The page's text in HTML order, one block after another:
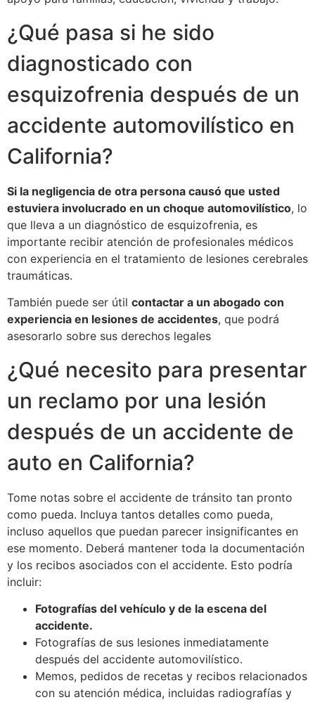
¿Qué pasa si he sido
diagnosticado con
esquizofrenia después de un
accidente automovilístico en
California?
Si la negligencia de otra persona causó que usted
estuviera involucrado en un choque automovilístico, lo
que lleva a un diagnóstico de esquizofrenia, es
importante recibir atención de profesionales médicos
con experiencia en el tratamiento de lesiones cerebrales
traumáticas.
También puede ser útil contactar a un abogado con
experiencia en lesiones de accidentes, que podrá
asesorarlo sobre sus derechos legales
¿Qué necesito para presentar
un reclamo por una lesión
después de un accidente de
auto en California?
Tome notas sobre el accidente de tránsito tan pronto
como pueda. Incluya tantos detalles como pueda,
incluso aquellos que puedan parecer insignificantes en
ese momento. Deberá mantener toda la documentación
y los recibos asociados con el accidente. Esto podría
incluir:
Fotografías del vehículo y de la escena del
accidente.
Fotografías de sus lesiones inmediatamente
después del accidente automovilístico.
Memos, pedidos de recetas y recibos relacionados
con su atención médica, incluidas radiografías y